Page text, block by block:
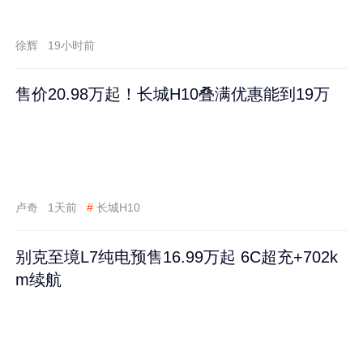
徐辉 19小时前
售价20.98万起！长城H10叠满优惠能到19万
卢奇 1天前 # 长城H10
别克至境L7纯电预售16.99万起 6C超充+702k
m续航